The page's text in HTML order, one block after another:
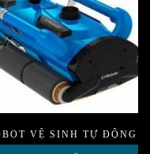
VỆ SINH TỰ ĐỘNG